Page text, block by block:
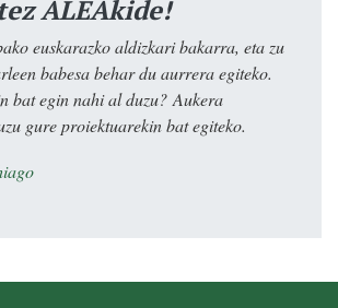
ALEAkide!
euskarazko aldizkari bakarra, eta zu
babesa behar du aurrera egiteko.
bat egin nahi al duzu? Aukera
gure proiektuarekin bat egiteko.